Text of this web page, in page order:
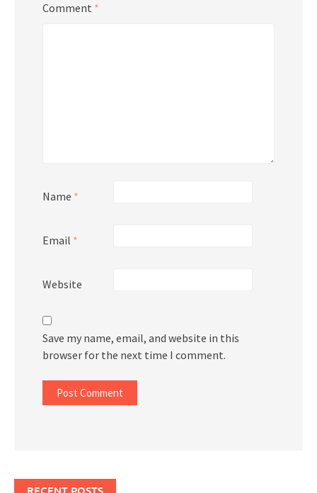
Comment *
Name *
Email *
Website
Save my name, email, and website in this
browser for the next time I comment.